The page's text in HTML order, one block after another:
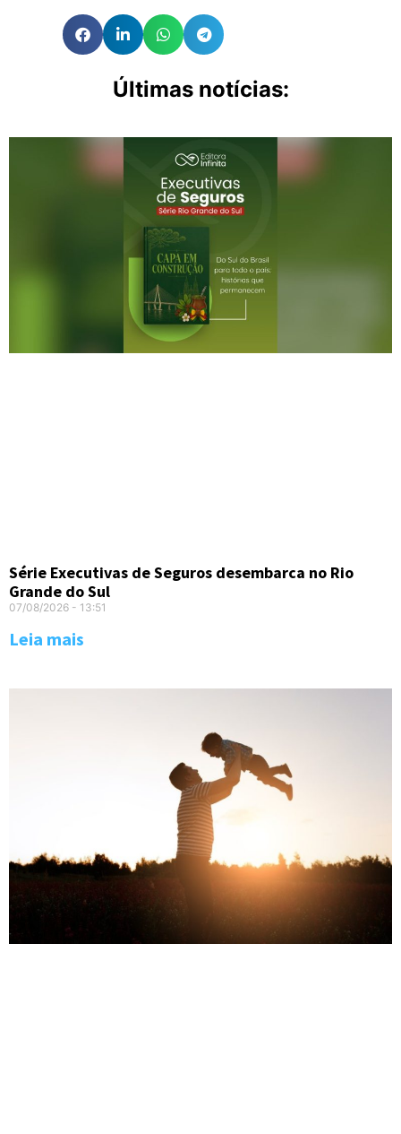
Últimas notícias:
Série Executivas de Seguros desembarca no Rio
Grande do Sul
07/08/2026 13:51
Leia mais